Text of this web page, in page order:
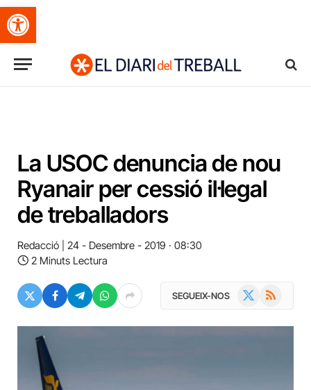
Obre la barra d'eines
La USOC denuncia de nou
Ryanair per cessió il·legal
de treballadors
Redacció
24 - Desembre - 2019 · 08:30
2 Minuts Lectura
SEGUEIX-NOS RSS